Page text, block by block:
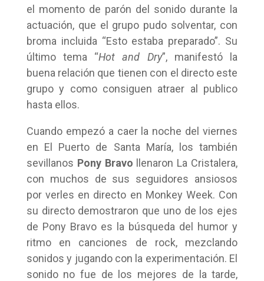
el momento de parón del sonido durante la
actuación, que el grupo pudo solventar, con
broma incluida “Esto estaba preparado”. Su
último tema “Hot and Dry”, manifestó la
buena relación que tienen con el directo este
grupo y como consiguen atraer al publico
hasta ellos.
Cuando empezó a caer la noche del viernes
en El Puerto de Santa María, los también
sevillanos Pony Bravo llenaron La Cristalera,
con muchos de sus seguidores ansiosos
por verles en directo en Monkey Week. Con
su directo demostraron que uno de los ejes
de Pony Bravo es la búsqueda del humor y
ritmo en canciones de rock, mezclando
sonidos y jugando con la experimentación. El
sonido no fue de los mejores de la tarde,